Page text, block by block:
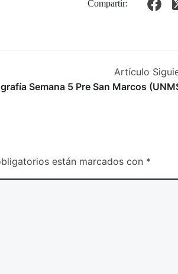
Compartir:
Artículo
Semana 5 Pre San Marcos
están marcados con *